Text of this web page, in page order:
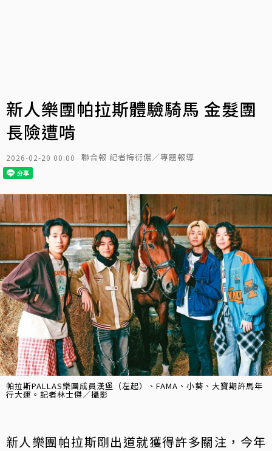
新人樂團帕拉斯體驗騎馬 金髮團
長險遭啃
2026-02-20 00:00 聯合報 記者梅衍儂／專題報導
帕拉斯PALLAS樂團成員漢堡（左起）、FAMA、小葵、大寶期許馬年
行大運。記者林士傑／攝影
新人樂團帕拉斯剛出道就獲得許多關注，今年